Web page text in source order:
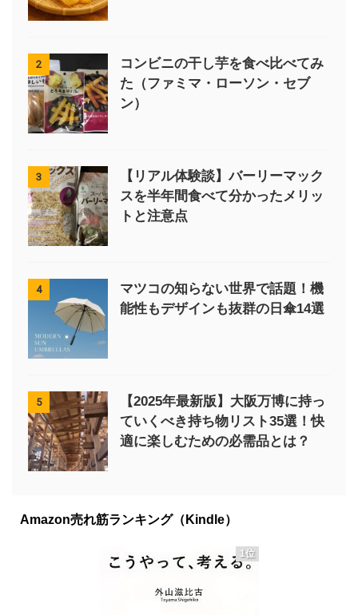
2
コンビニの干し芋を食べ比べてみ
た（ファミマ・ローソン・セブ
ン）
3
【リアル体験談】バーリーマック
スを半年間食べて分かったメリッ
トと注意点
4
マツコの知らない世界で話題！機
能性もデザインも抜群の日傘14選
5
【2025年最新版】大阪万博に持っ
ていくべき持ち物リスト35選！快
適に楽しむための必需品とは？
Amazon売れ筋ランキング（Kindle）
1位